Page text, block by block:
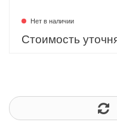
Нет в наличии
Стоимость